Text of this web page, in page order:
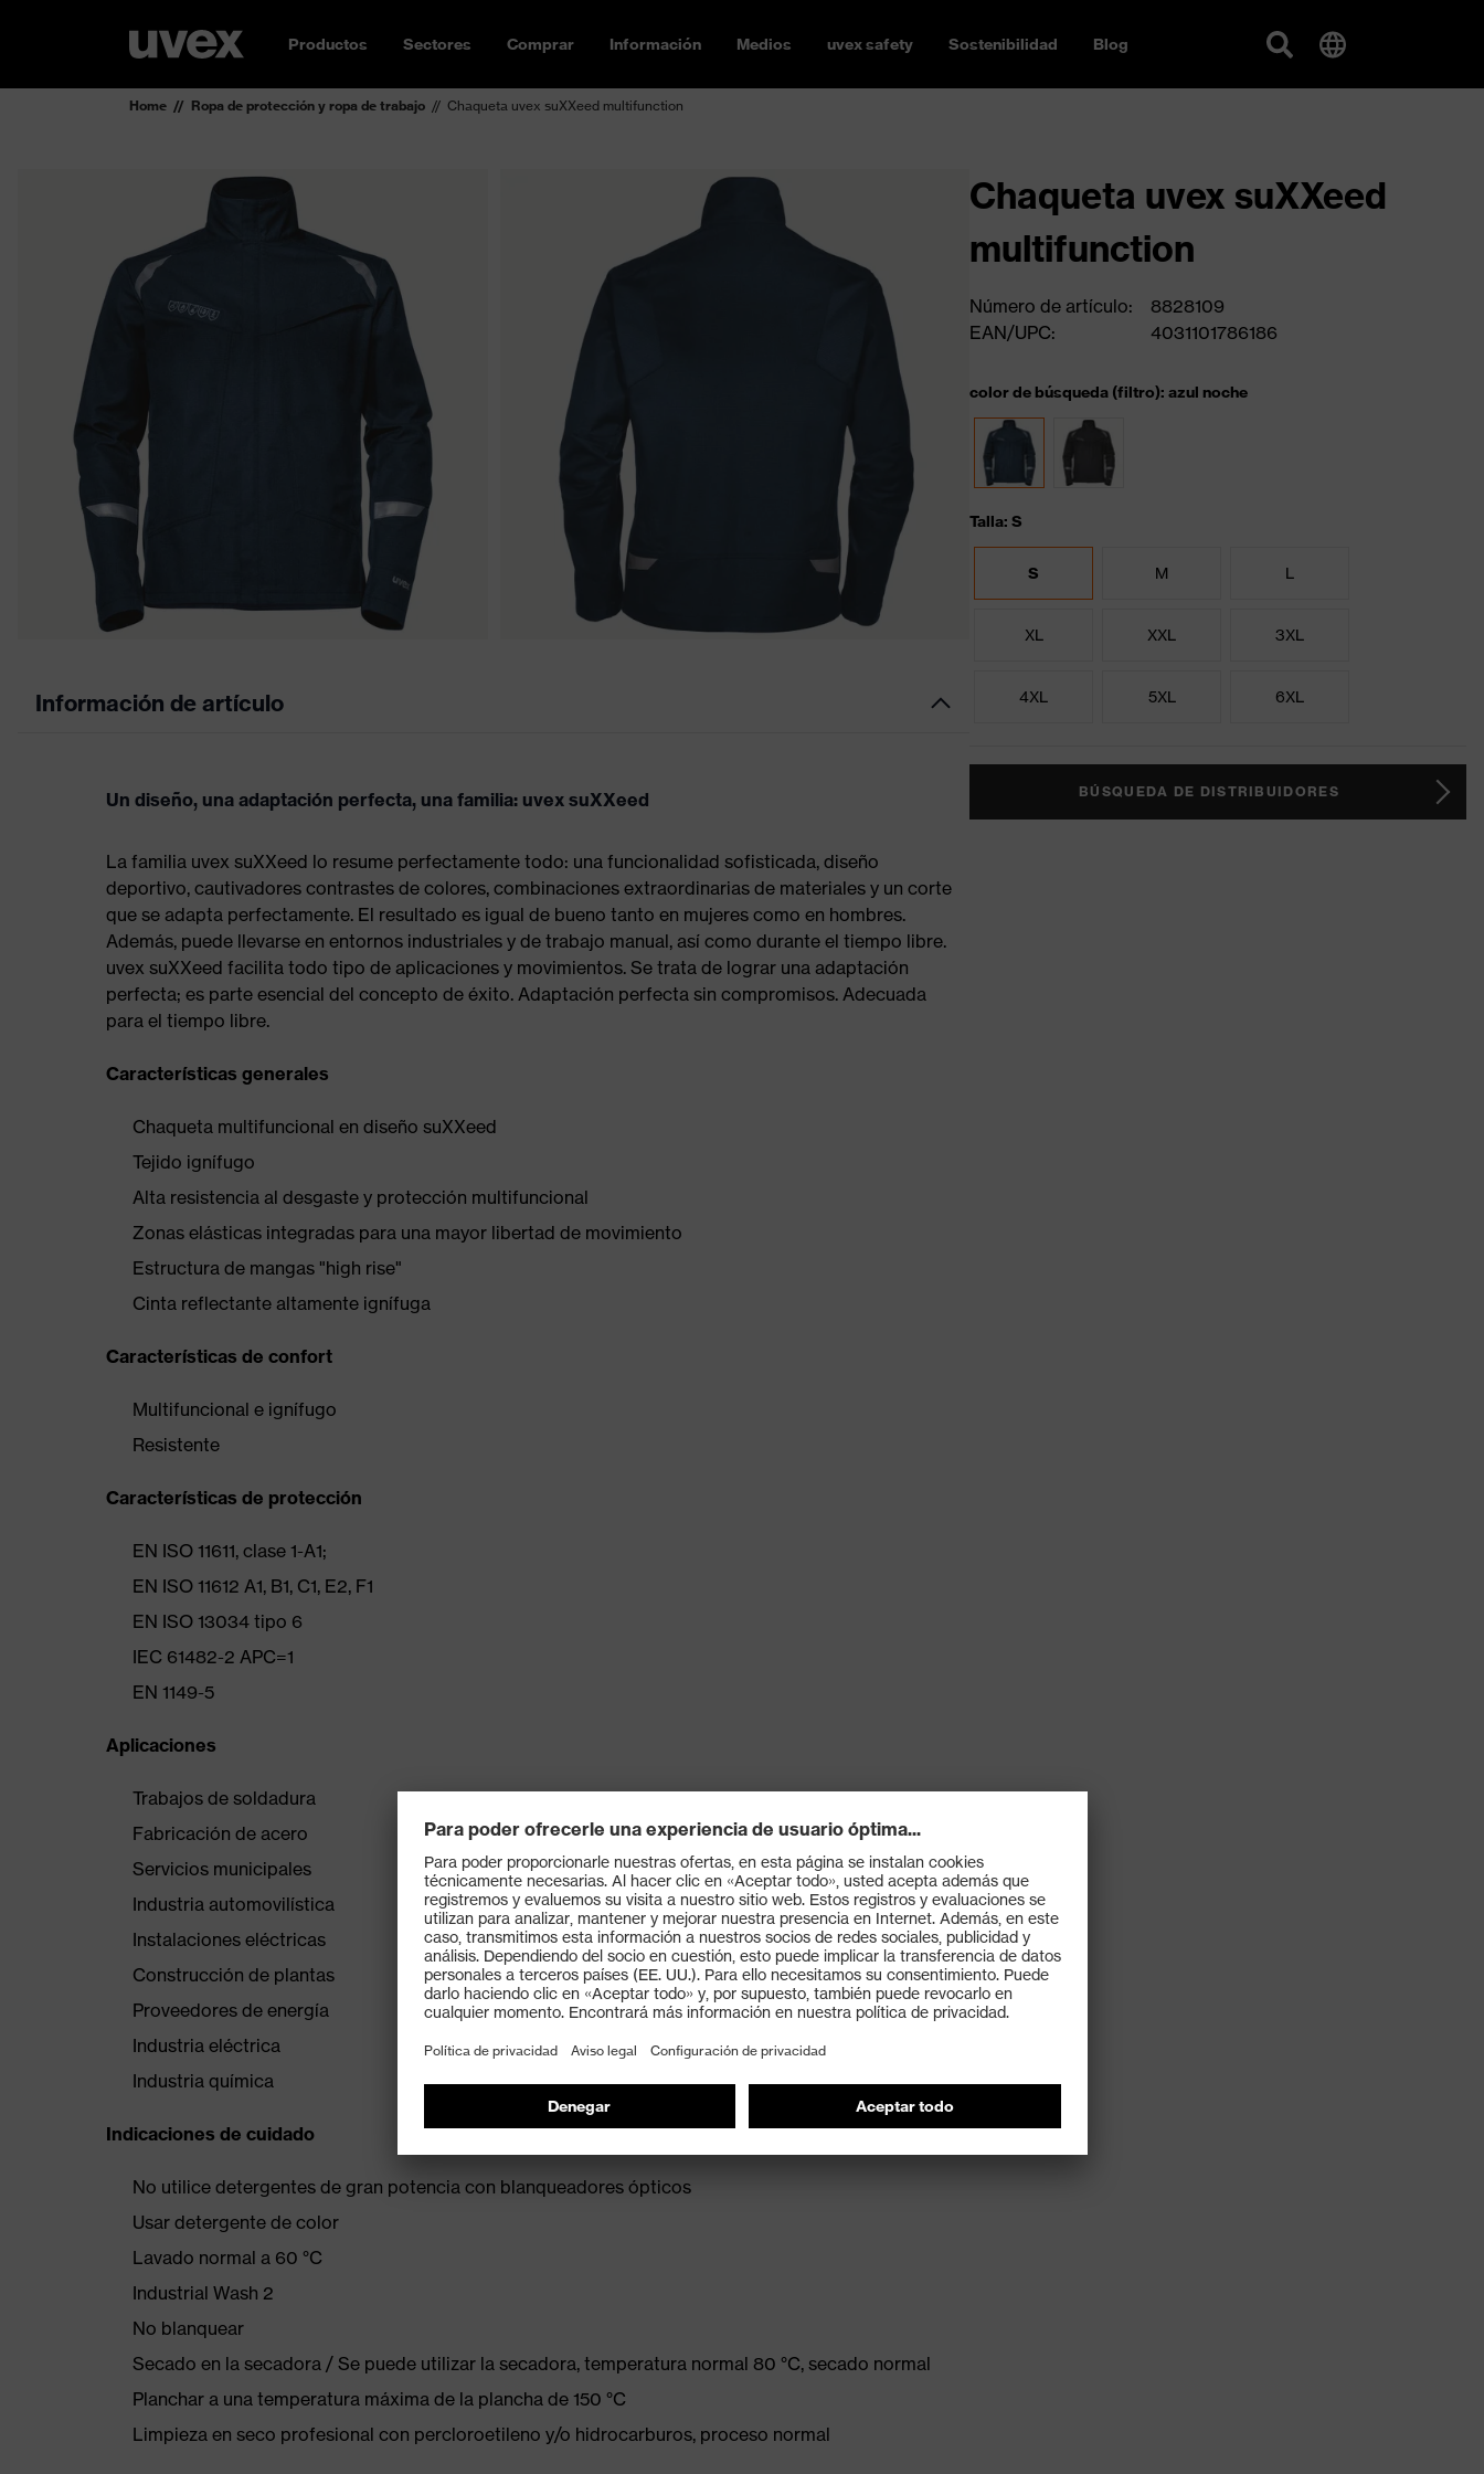
Productos Sectores Comprar Información Medios uvex safety Sostenibilidad Blog
Home Ropa de protección y ropa de trabajo Chaqueta uvex suXXeed multifunction
Información de artículo
Un diseño, una adaptación perfecta, una familia: uvex suXXeed
La familia uvex suXXeed lo resume perfectamente todo: una funcionalidad sofisticada, diseño
deportivo, cautivadores contrastes de colores, combinaciones extraordinarias de materiales y un corte
que se adapta perfectamente. El resultado es igual de bueno tanto en mujeres como en hombres.
Además, puede llevarse en entornos industriales y de trabajo manual, así como durante el tiempo libre.
uvex suXXeed facilita todo tipo de aplicaciones y movimientos. Se trata de lograr una adaptación
perfecta; es parte esencial del concepto de éxito. Adaptación perfecta sin compromisos. Adecuada
para el tiempo libre.
Características generales
Chaqueta multifuncional en diseño suXXeed
Tejido ignífugo
Alta resistencia al desgaste y protección multifuncional
Zonas elásticas integradas para una mayor libertad de movimiento
Estructura de mangas "high rise"
Cinta reflectante altamente ignífuga
Características de confort
Multifuncional e ignífugo
Resistente
Características de protección
EN ISO 11611, clase 1-A1;
EN ISO 11612 A1, B1, C1, E2, F1
EN ISO 13034 tipo 6
IEC 61482-2 APC=1
EN 1149-5
Aplicaciones
Trabajos de soldadura
Fabricación de acero
Servicios municipales
Industria automovilística
Instalaciones eléctricas
Construcción de plantas
Proveedores de energía
Industria eléctrica
Industria química
Indicaciones de cuidado
No utilice detergentes de gran potencia con blanqueadores ópticos
Usar detergente de color
Lavado normal a 60 °C
Industrial Wash 2
No blanquear
Secado en la secadora / Se puede utilizar la secadora, temperatura normal 80 °C, secado normal
Planchar a una temperatura máxima de la plancha de 150 °C
Limpieza en seco profesional con percloroetileno y/o hidrocarburos, proceso normal
Chaqueta uvex suXXeed
multifunction
Número de artículo:
8828109
EAN/UPC:
4031101786186
color de búsqueda (filtro): azul noche
Talla: S
S M L
XL XXL 3XL
4XL 5XL 6XL
BÚSQUEDA DE DISTRIBUIDORES